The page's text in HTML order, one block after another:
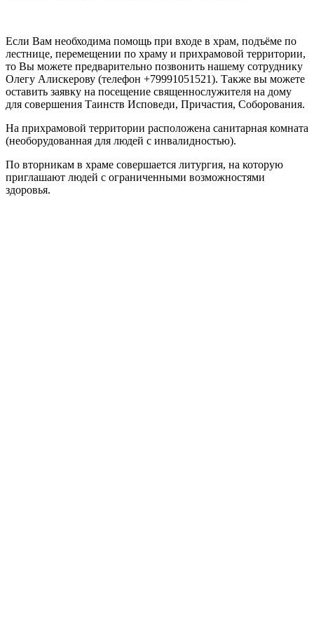
Если Вам необходима помощь при входе в храм, подъёме по
лестнице, перемещении по храму и прихрамовой территории,
то Вы можете предварительно позвонить нашему сотруднику
Олегу Алискерову (телефон +79991051521). Также вы можете
оставить заявку на посещение священнослужителя на дому
для совершения Таинств Исповеди, Причастия, Соборования.
На прихрамовой территории расположена санитарная комната
(необорудованная для людей с инвалидностью).
По вторникам в храме совершается литургия, на которую
приглашают людей с ограниченными возможностями
здоровья.